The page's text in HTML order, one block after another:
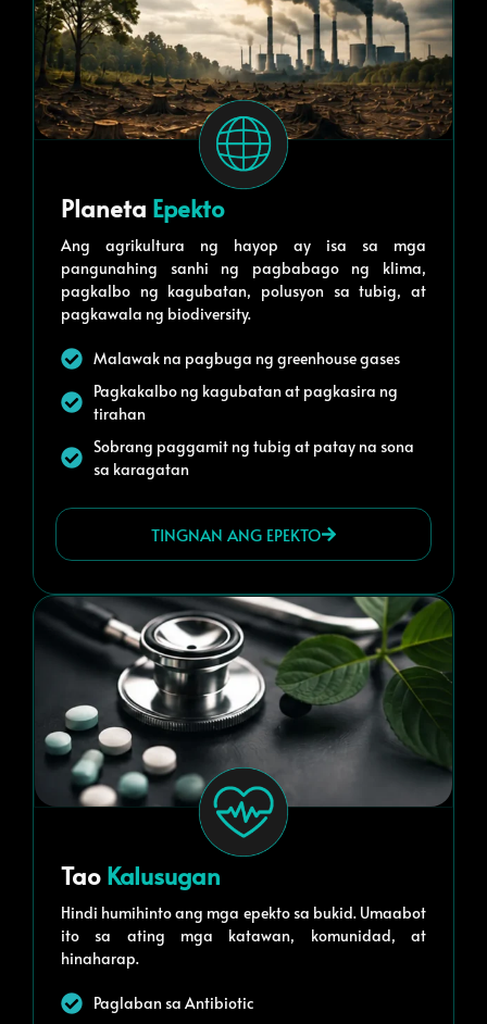
Planeta Epekto
Ang agrikultura ng hayop ay isa sa mga
pangunahing sanhi ng pagbabago ng klima,
pagkalbo ng kagubatan, polusyon sa tubig, at
pagkawala ng biodiversity.
Malawak na pagbuga ng greenhouse gases
Pagkakalbo ng kagubatan at pagkasira ng
tirahan
Sobrang paggamit ng tubig at patay na sona
sa karagatan
TINGNAN ANG EPEKTO
Tao Kalusugan
Hindi humihinto ang mga epekto sa bukid. Umaabot
ito sa ating mga katawan, komunidad, at
hinaharap.
Paglaban sa Antibiotic